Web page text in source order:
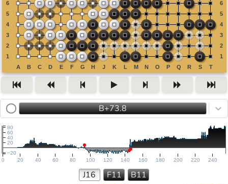
B+73.8
0 20 40 60 80 100 120 140 160 180 200 220 240
−20
20
40
60
80
J16 F11
B11